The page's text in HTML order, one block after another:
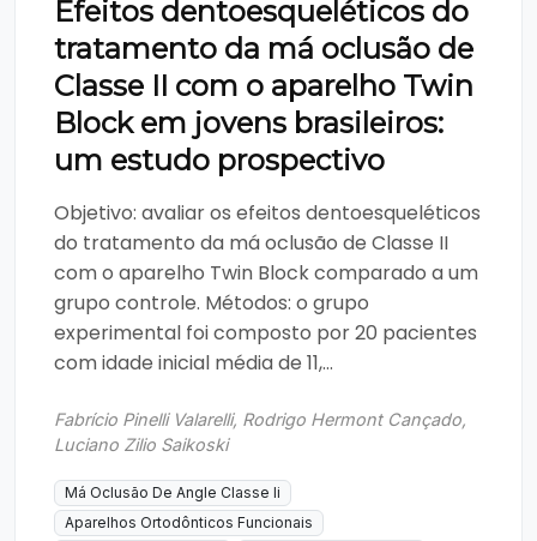
Efeitos dentoesqueléticos do
tratamento da má oclusão de
Classe II com o aparelho Twin
Block em jovens brasileiros:
um estudo prospectivo
Objetivo: avaliar os efeitos dentoesqueléticos
do tratamento da má oclusão de Classe II
com o aparelho Twin Block comparado a um
grupo controle. Métodos: o grupo
experimental foi composto por 20 pacientes
com idade inicial média de 11,...
Fabrício Pinelli Valarelli, Rodrigo Hermont Cançado,
Luciano Zilio Saikoski
Má Oclusão De Angle Classe Ii
Aparelhos Ortodônticos Funcionais